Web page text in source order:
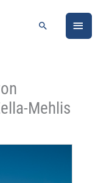
Suchen
Mehlis